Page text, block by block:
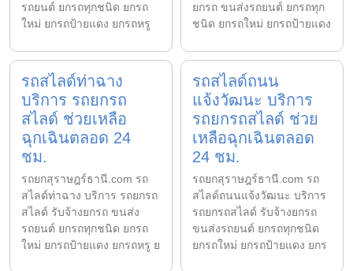
รถยนต์ ยกรถทุกชนิด ยกรถ
ใหม่ ยกรถป้ายแดง ยกรถหรู
ยกรถ ขนส่งรถยนต์ ยกรถทุก
ชนิด ยกรถใหม่ ยกรถป้ายแดง
รถสไลด์ท่าฉาง
บริการ รถยกรถ
สไลด์ ช่วยเหลือ
ฉุกเฉินตลอด 24
ชม.
รถยกสุราษฎร์ธานี.com รถ
สไลด์ท่าฉาง บริการ รถยกรถ
สไลด์ รับจ้างยกรถ ขนส่ง
รถยนต์ ยกรถทุกชนิด ยกรถ
ใหม่ ยกรถป้ายแดง ยกรถหรู ย
รถสไลด์ถนน
แจ้งวัฒนะ บริการ
รถยกรถสไลด์ ช่วย
เหลือฉุกเฉินตลอด
24 ชม.
รถยกสุราษฎร์ธานี.com รถ
สไลด์ถนนแจ้งวัฒนะ บริการ
รถยกรถสไลด์ รับจ้างยกรถ
ขนส่งรถยนต์ ยกรถทุกชนิด
ยกรถใหม่ ยกรถป้ายแดง ยกร